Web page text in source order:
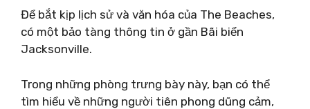
Để bắt kịp lịch sử và văn hóa của The Beaches,
có một bảo tàng thông tin ở gần Bãi biển
Jacksonville.
Trong những phòng trưng bày này, bạn có thể
tìm hiểu về những người tiên phong dũng cảm,